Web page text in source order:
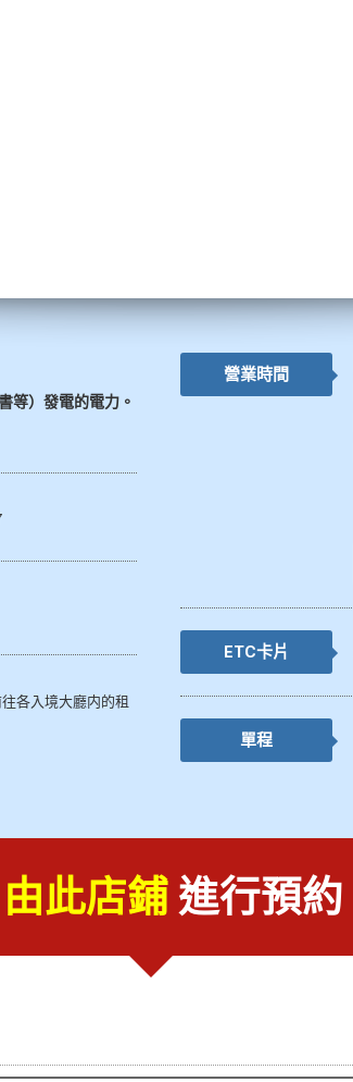
等）發電的電力。
各入境大廳内的租
營業時間
ETC卡片
單程
由此店鋪進行預約